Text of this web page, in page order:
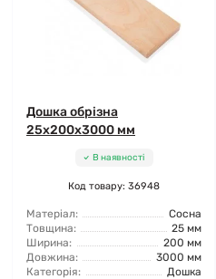
Дошка обрізна
25x200x3000 мм
В наявності
Код товару: 36948
Матеріал:
Сосна
Товщина:
25 мм
Ширина:
200 мм
Довжина:
3000 мм
Категорія:
Дошка